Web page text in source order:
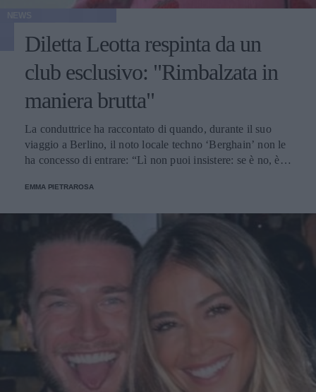
Diletta Leotta respinta da un
club esclusivo: "Rimbalzata in
maniera brutta"
La conduttrice ha raccontato di quando, durante il suo
viaggio a Berlino, il noto locale techno ‘Berghain’ non le
ha concesso di entrare: “Lì non puoi insistere: se è no, è
EMMA PIETRAROSA